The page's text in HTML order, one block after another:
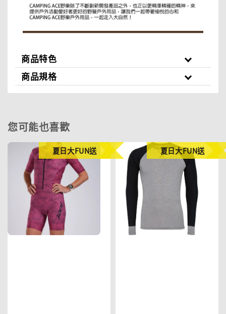
商品特色
商品規格
您可能也喜歡
夏日大FUN送 夏日大FUN送